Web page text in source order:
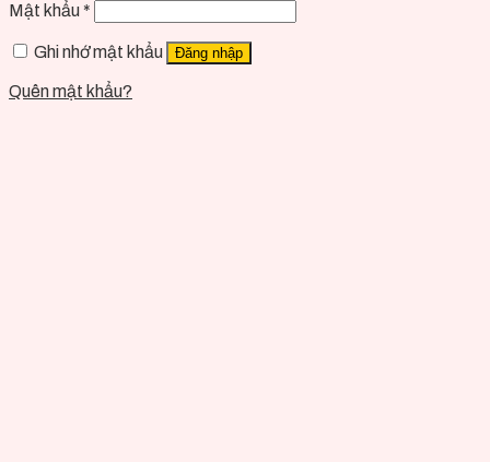
Mật khẩu *
Ghi nhớ mật khẩu Đăng nhập
Quên mật khẩu?